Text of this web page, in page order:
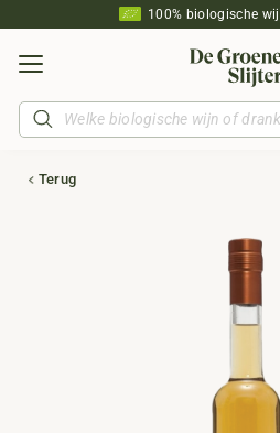
100% biologische
Producten
zoeken
Terug